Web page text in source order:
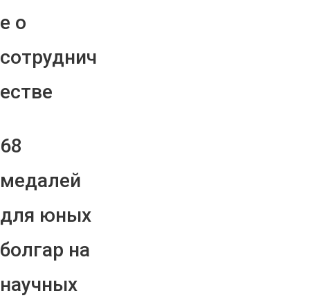
е о
сотруднич
естве
68
медалей
для юных
болгар на
научных